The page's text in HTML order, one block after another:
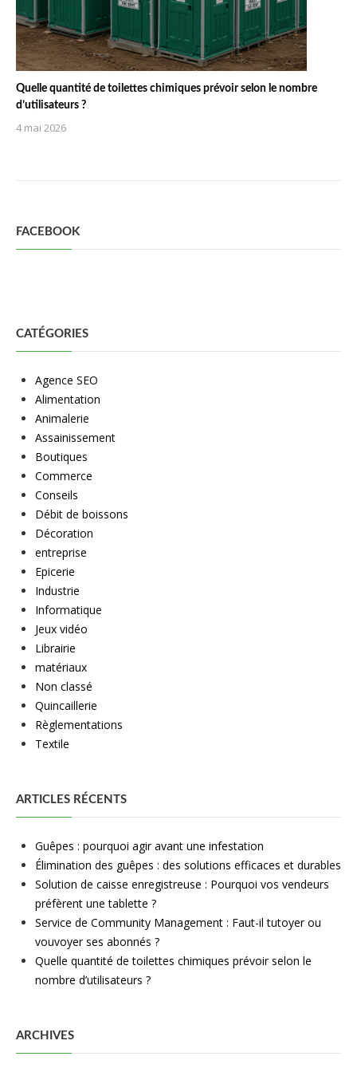
Quelle quantité de toilettes chimiques prévoir selon le nombre
d’utilisateurs ?
4 mai 2026
FACEBOOK
CATÉGORIES
Agence SEO
Alimentation
Animalerie
Assainissement
Boutiques
Commerce
Conseils
Débit de boissons
Décoration
entreprise
Epicerie
Industrie
Informatique
Jeux vidéo
Librairie
matériaux
Non classé
Quincaillerie
Règlementations
Textile
ARTICLES RÉCENTS
Guêpes : pourquoi agir avant une infestation
Élimination des guêpes : des solutions efficaces et durables
Solution de caisse enregistreuse : Pourquoi vos vendeurs
préfèrent une tablette ?
Service de Community Management : Faut-il tutoyer ou
vouvoyer ses abonnés ?
Quelle quantité de toilettes chimiques prévoir selon le
nombre d’utilisateurs ?
ARCHIVES